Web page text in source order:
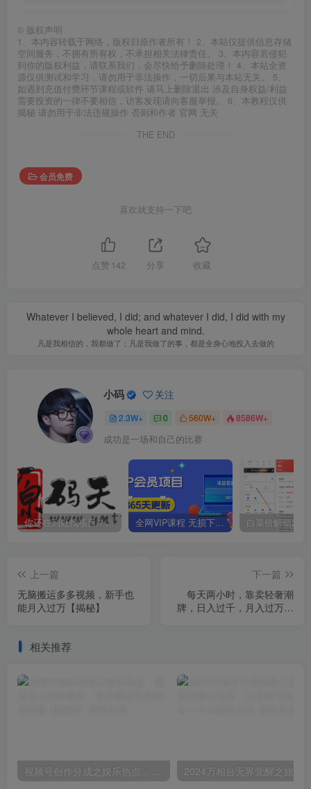
© 版权声明
1、本内容转载于网络，版权归原作者所有！ 2、本站仅提供信息存储
空间服务，不拥有所有权，不承担相关法律责任。 3、本内容若侵犯
到你的版权利益，请联系我们，会尽快给予删除处理！ 4、本站全资
源仅供测试和学习，请勿用于非法操作，一切后果与本站无关。 5、
如遇到充值付费环节课程或软件 请马上删除退出 涉及自身权益/利益
需要投资的一律不要相信，访客发现请向客服举报。 6、本教程仅供
揭秘 请勿用于非法违规操作 否则和作者 官网 无关
THE END
会员免费
喜欢就支持一下吧
点赞 142 分享 收藏
Whatever I believed, I did; and whatever I did, I did with my
whole heart and mind.
凡是我相信的，我都做了；凡是我做了的事，都是全身心地投入去做的
小码 关注
2.3W+ 0 560W+ 8586W+
成功是一场和自己的比赛
你还在到处找项目？还在当韭菜？我靠卖项目一个月收入5万+，曾经我也是个失败者。 全网VIP课程 无损下载~
上一篇
无脑搬运多多视频，新手也
能月入过万【揭秘】
下一篇
每天两小时，靠卖轻奢潮
牌，日入过千，月入过万，
相关推荐
视频号创作分成之娱乐热点，最适合小白的赛道，每天赚点零花钱没问题【揭秘】